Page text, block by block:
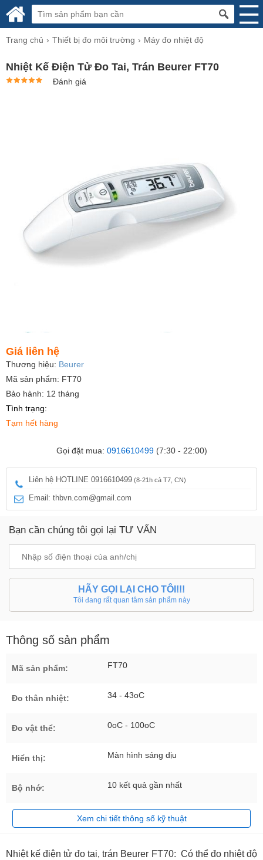
Trang chủ Thiết bị đo môi trường ​Máy đo nhiệt độ
Nhiệt Kế Điện Tử Đo Tai, Trán Beurer FT70
Đánh giá
Giá liên hệ
Thương hiệu: Beurer
Mã sản phẩm: FT70
Bảo hành: 12 tháng
Tình trạng:
Tạm hết hàng
Gọi đặt mua: 0916610499(7:30 - 22:00)
Liên hệ HOTLINE 0916610499 (8-21h cả T7, CN)
Email: thbvn.com@gmail.com
Bạn cần chúng tôi gọi lại TƯ VẤN
HÃY GỌI LẠI CHO TÔI!!!
Tôi đang rất quan tâm sản phẩm này
Thông số sản phẩm
Mã sản phẩm: FT70
Đo thân nhiệt: 34 - 43oC
Đo vật thể: 0oC - 100oC
Hiển thị: Màn hình sáng dịu
Bộ nhớ: 10 kết quả gần nhất
Xem chi tiết thông số kỹ thuật
Nhiệt kế điện tử đo tai, trán Beurer FT70: Có thể đo nhiệt độ